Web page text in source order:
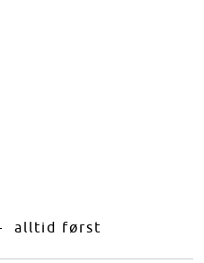
alltid først